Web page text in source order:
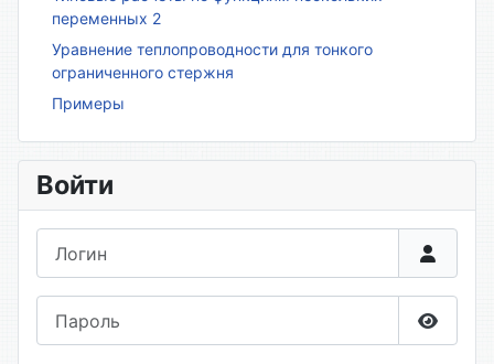
переменных 2
Уравнение теплопроводности для тонкого
ограниченного стержня
Примеры
Войти